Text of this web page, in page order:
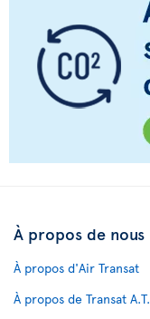
À propos de nous
À propos d'Air Transat
À propos de Transat A.T.